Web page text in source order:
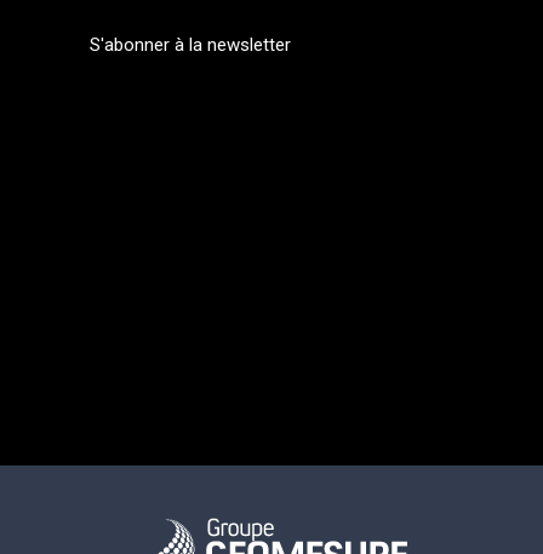
S'abonner à la newsletter